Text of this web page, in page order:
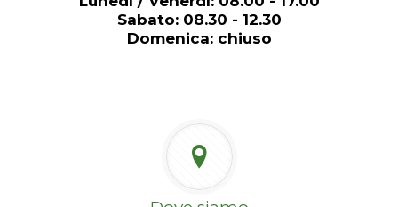
Sabato: 08.30 - 12.30
Domenica: chiuso